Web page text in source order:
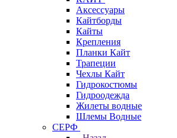
Аксессуары
Кайтборды
Кайты
Крепления
Планки Кайт
Трапеции
Чехлы Кайт
Гидрокостюмы
Гидроодежда
Жилеты водные
Шлемы Водные
СЕРФ